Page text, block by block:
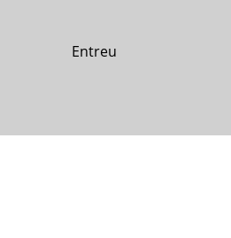
Entreu